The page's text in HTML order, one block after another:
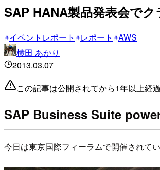
SAP HANA製品発表会で
イベントレポート レポート
AWS
横田 あかり
2013.03.07
この記事は公開されてから1年以上経
SAP Business Suite
今日は東京国際フィーラムで開催されて